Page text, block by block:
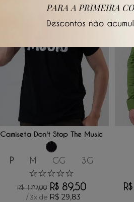
ADICIONAR AO CARRINHO
Camiseta Don't Stop The Music
P M GG 3G
☆☆☆☆☆
R$ 179,00 R$ 89,50
/3x de R$ 29,83
R$